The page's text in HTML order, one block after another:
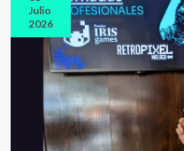
Julio
2026